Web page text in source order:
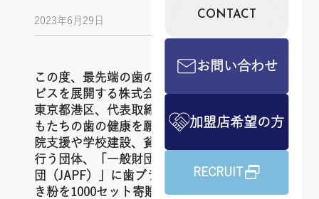
CONTACT
お問い合わせ
加盟店希望の方
RECRUIT
2023年6月29日
この度、最先端の歯のオーラルケア製品サー
ビスを展開する株式会社シャリオン（本社：
東京都港区、代表取締役：角田哲平）は子ど
もたちの歯の健康を願い、カンボジアで孤児
院支援や学校建設、貧困家族への就労支援を
行う団体、「一般財団法人 日本アジア振興財
団（JAPF）」に歯ブラシと虫歯予防の歯みが
き粉を1000セット寄贈しました。